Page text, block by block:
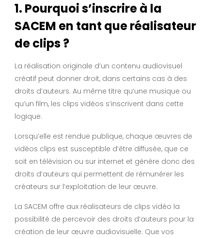
1. Pourquoi s’inscrire à la
SACEM en tant que réalisateur
de clips ?
La réalisation originale d’un contenu audiovisuel
créatif peut donner droit, dans certains cas à des
droits d’auteurs. Au même titre qu’une musique ou
qu’un film, les clips vidéos s’inscrivent dans cette
logique.
Lorsqu’elle est rendue publique, chaque œuvres de
vidéos clips est susceptible d’être diffusée, que ce
soit en télévision ou sur internet et génère donc des
droits d’auteurs qui permettent de rémunérer les
créateurs sur l’exploitation de leur œuvre.
La SACEM offre aux réalisateurs de clips vidéo la
possibilité de percevoir des droits d’auteurs pour la
création de leur œuvre audiovisuelle. Que vos